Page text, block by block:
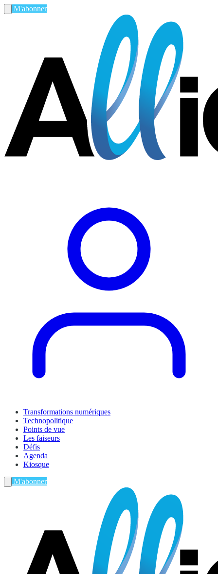
M'abonner
Transformations numériques
Technopolitique
Points de vue
Les faiseurs
Défis
Agenda
Kiosque
M'abonner